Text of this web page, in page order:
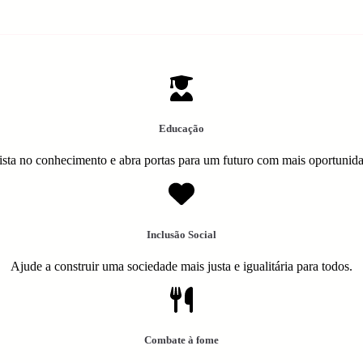
Educação
no conhecimento e abra portas para um futuro com mais
Inclusão Social
Ajude a construir uma sociedade mais justa e igualitária para todos.
Combate à fome